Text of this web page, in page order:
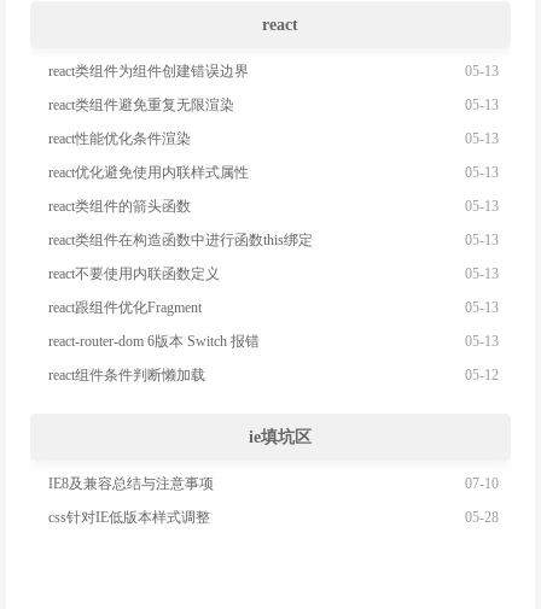
react
react类组件为组件创建错误边界 05-13
react类组件避免重复无限渲染 05-13
react性能优化条件渲染 05-13
react优化避免使用内联样式属性 05-13
react类组件的箭头函数 05-13
react类组件在构造函数中进行函数this绑定 05-13
react不要使用内联函数定义 05-13
react跟组件优化Fragment 05-13
react-router-dom 6版本 Switch 报错 05-13
react组件条件判断懒加载 05-12
ie填坑区
IE8及兼容总结与注意事项 07-10
css针对IE低版本样式调整 05-28